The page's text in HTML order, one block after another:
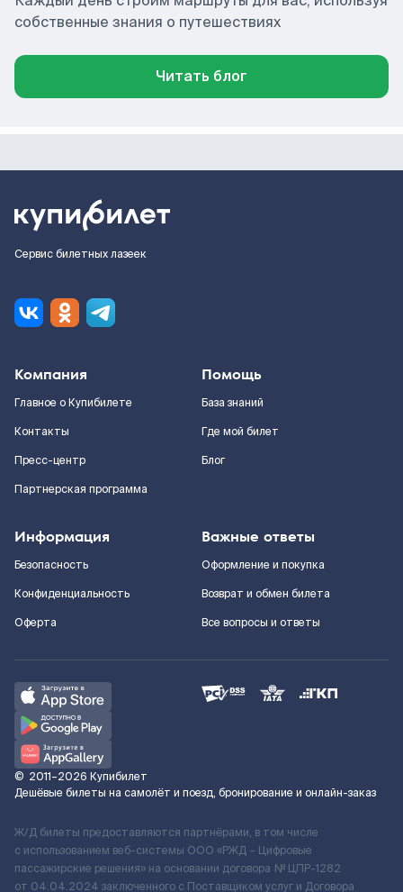
собственные знания о путешествиях
Читать блог
Сервис билетных лазеек
Компания
Главное о Купибилете
Контакты
Пресс-центр
Партнерская программа
Помощь
База знаний
Где мой билет
Блог
Информация
Безопасность
Конфиденциальность
Оферта
Важные ответы
Оформление и покупка
Возврат и обмен билета
Все вопросы и ответы
© 2011–2026 Купибилет
Дешёвые билеты на самолёт и поезд, бронирование и онлайн-заказ
Ж/Д билеты предоставляются партнёрами, в том числе
с использованием веб-системы ООО «РЖД – Цифровые
пассажирские решения» на основании договора № ЦПР-1282
от 04.04.2024 заключенного с Поставщиком услуг и Договора